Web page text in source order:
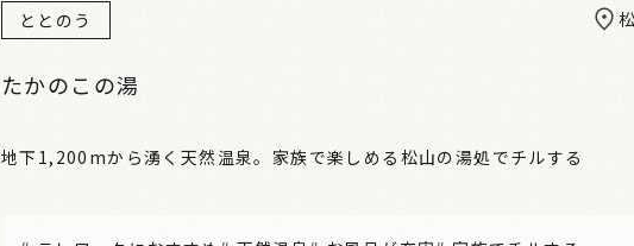
ととのう
たかのこの湯
地下1,200mから湧く天然温泉。家族で楽しめる松山の湯処でチルする